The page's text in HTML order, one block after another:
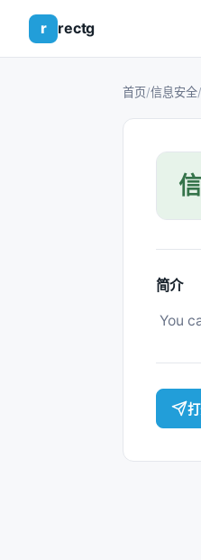
r rectg
首页/信息安全/
信
简介
You